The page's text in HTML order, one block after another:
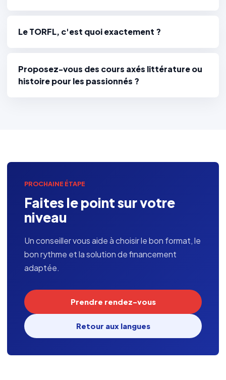
Le TORFL, c'est quoi exactement ?
Proposez-vous des cours axés littérature ou
histoire pour les passionnés ?
PROCHAINE ÉTAPE
Faites le point sur votre
niveau
Un conseiller vous aide à choisir le bon format, le
bon rythme et la solution de financement
adaptée.
Prendre rendez-vous
Retour aux langues